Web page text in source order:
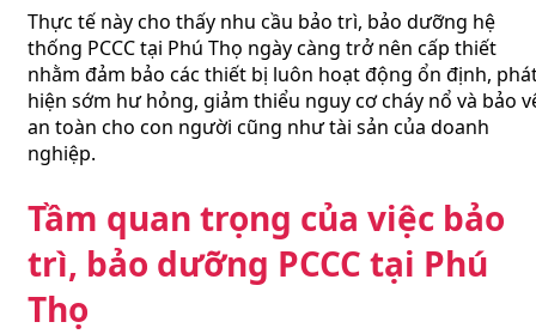
Thực tế này cho thấy nhu cầu bảo trì, bảo dưỡng hệ
thống PCCC tại Phú Thọ ngày càng trở nên cấp thiết
nhằm đảm bảo các thiết bị luôn hoạt động ổn định,
hiện sớm hư hỏng, giảm thiểu nguy cơ cháy nổ và bảo
an toàn cho con người cũng như tài sản của doanh
nghiệp.
Tầm quan trọng của việc bảo
trì, bảo dưỡng PCCC tại Phú
Thọ